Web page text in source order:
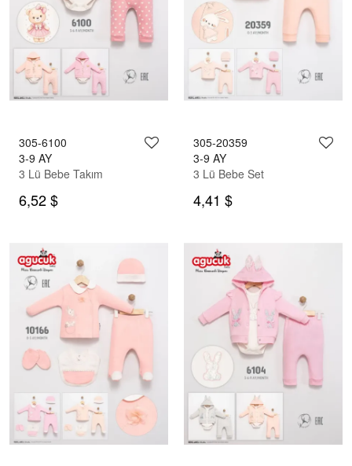
305-6100
3-9 AY
3 Lü Bebe Takım
6,52 $
305-20359
3-9 AY
3 Lü Bebe Set
4,41 $